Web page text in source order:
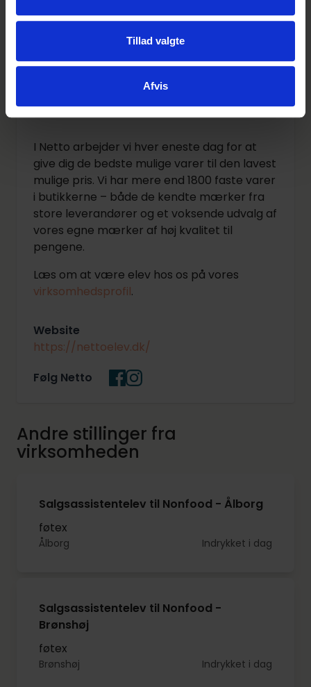
Tillad valgte
Afvis
Om virksomheden
I Netto arbejder vi hver eneste dag for at
give dig de bedste mulige varer til den lavest
mulige pris. Vi har mere end 1800 faste varer
i butikkerne – både de kendte mærker fra
store leverandører og et voksende udvalg af
vores egne mærker af høj kvalitet til
pengene.
Læs om at være elev hos os på vores
virksomhedsprofil.
Website
https://nettoelev.dk/
Følg Netto
Andre stillinger fra
virksomheden
Salgsassistentelev til Nonfood - Ålborg
føtex
Ålborg Indrykket i dag
Salgsassistentelev til Nonfood -
Brønshøj
føtex
Brønshøj Indrykket i dag